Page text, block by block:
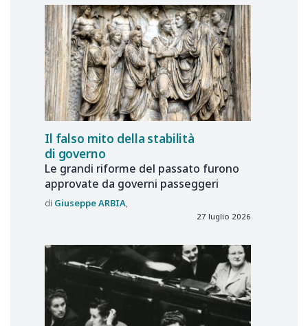
Il falso mito della stabilità
di governo
Le grandi riforme del passato furono
approvate da governi passeggeri
GiuseppeARBIA
27 luglio 2026